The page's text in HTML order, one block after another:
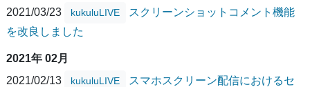
2021/03/23
kukuluLIVE
スクリーンショットコメント機能
を改良しました
2021年 02月
2021/02/13
kukuluLIVE
スマホスクリーン配信におけるセ